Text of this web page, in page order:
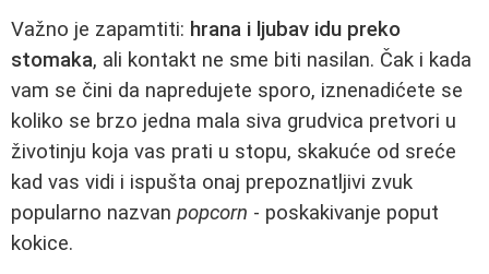
Važno je zapamtiti: hrana i ljubav idu preko
stomaka, ali kontakt ne sme biti nasilan. Čak i kada
vam se čini da napredujete sporo, iznenadićete se
koliko se brzo jedna mala siva grudvica pretvori u
životinju koja vas prati u stopu, skakuće od sreće
kad vas vidi i ispušta onaj prepoznatljivi zvuk
popularno nazvan popcorn - poskakivanje poput
kokice.